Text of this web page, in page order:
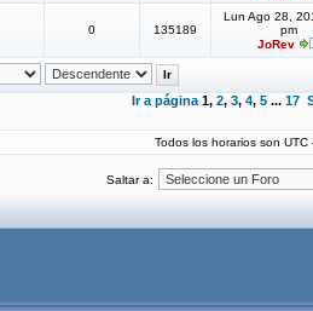
0 135189
Lun Ago 28,
pm
JoRev
Ir a página 1, 2, 3, 4, 5 ... 17
Todos los horarios son UTC
Saltar a: